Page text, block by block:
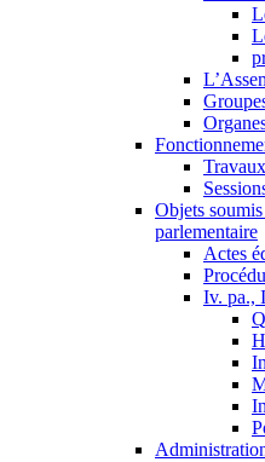
Objets
parlementaire
Actes
Iv. pa.,